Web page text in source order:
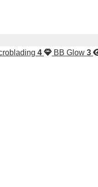
4 BB Glow 3